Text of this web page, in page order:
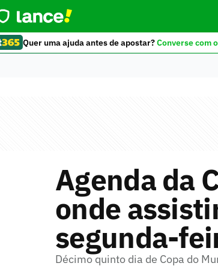
Quer uma ajuda antes de apostar?Converse com
Agenda da
onde
segunda-
Décimo quinto dia de Copa do